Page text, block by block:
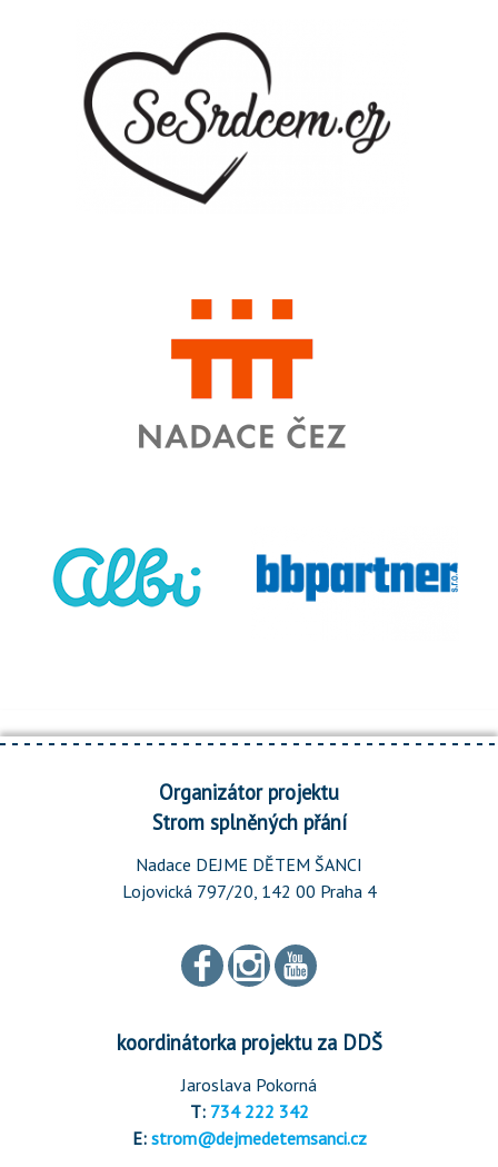
Organizátor projektu
Strom splněných přání
Nadace DEJME DĚTEM ŠANCI
Lojovická 797/20, 142 00 Praha 4
koordinátorka projektu za DDŠ
Jaroslava Pokorná
T: 734 222 342
E: strom@dejmedetemsanci.cz